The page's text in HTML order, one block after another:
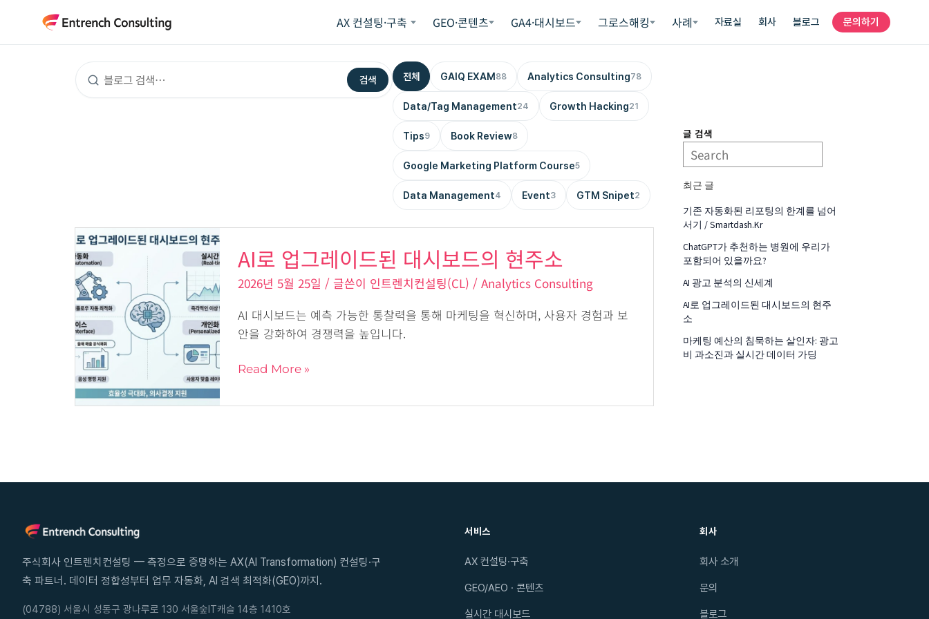
AX 컨설팅·구축 GEO·콘텐츠 GA4·대시보드 그로스해킹 사례 자료실 회사 블로그 문의하기
츠
검색 전체 GAIQ EXAM88 Analytics Consulting78
Data/Tag Management24 Growth Hacking21
Tips9 Book Review8
Google Marketing Platform Course5
Data Management4 Event3 GTM Snipet2
AI로 업그레이드된 대시보드의 현주소
2026년 5월 25일 / 글쓴이 인트렌치컨설팅(CL) / Analytics Consulting
AI 대시보드는 예측 가능한 통찰력을 통해 마케팅을 혁신하며, 사용자 경험과 보
안을 강화하여 경쟁력을 높입니다.
로
그
레
이
된
시
현
Read More »
글 검색
최근 글
기존 자동화된 리포팅의 한계를 넘어
서기 / Smartdash.kr
ChatGPT가 추천하는 병원에 우리가
포함되어 있을까요?
AI 광고 분석의 신세계
AI로 업그레이드된 대시보드의 현주
소
마케팅 예산의 침묵하는 살인자: 광고
비 과소진과 실시간 데이터 가딩
주식회사 인트렌치컨설팅 — 측정으로 증명하는 AX(AI Transformation) 컨설팅·구
축 파트너. 데이터 정합성부터 업무 자동화, AI 검색 최적화(GEO)까지.
(04788) 서울시 성동구 광나루로 130 서울숲IT캐슬 14층 1410호
서비스
AX 컨설팅·구축
GEO/AEO · 콘텐츠
실시간 대시보드
회사
회사 소개
문의
블로그